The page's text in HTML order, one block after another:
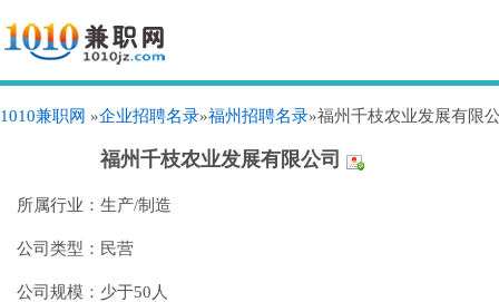
1010兼职网 »企业招聘名录»福州招聘名录»福州千枝农业发展有限
福州千枝农业发展有限公司
所属行业： 生产/制造
公司类型： 民营
公司规模： 少于50人